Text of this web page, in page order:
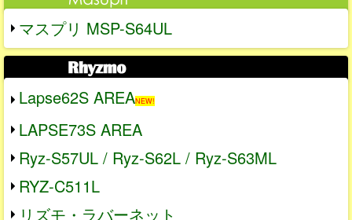
マスプリ MSP-S64UL
Lapse62S AREANEW!
LAPSE73S AREA
Ryz-S57UL / Ryz-S62L / Ryz-S63ML
RYZ-C511L
リズモ・ラバーネット